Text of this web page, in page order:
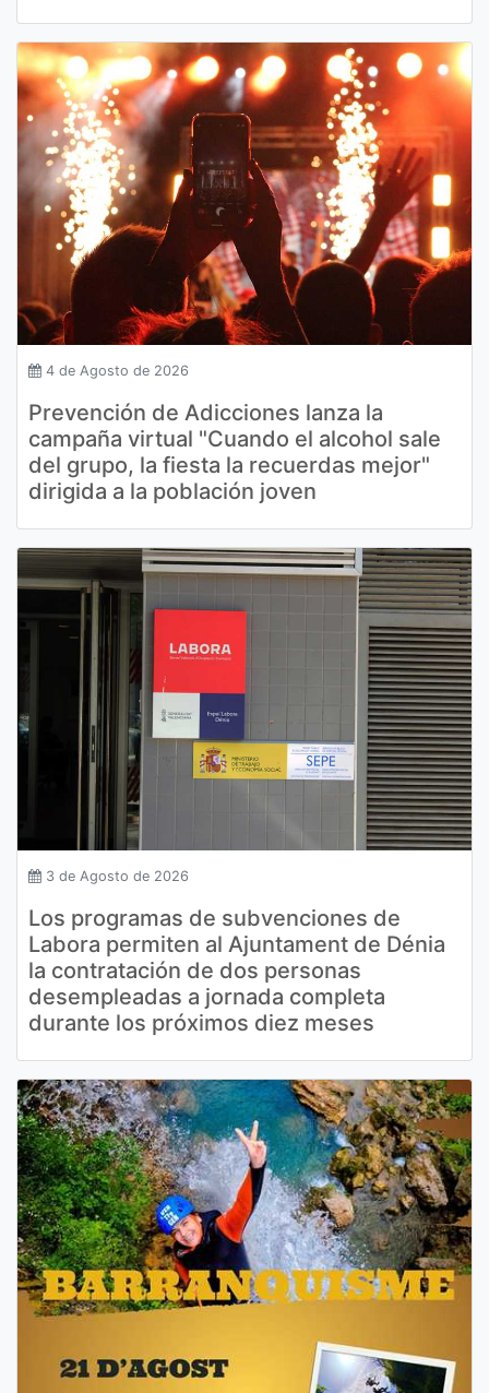
4 de Agosto de 2026
Prevención de Adicciones lanza la
campaña virtual "Cuando el alcohol sale
del grupo, la fiesta la recuerdas mejor"
dirigida a la población joven
3 de Agosto de 2026
Los programas de subvenciones de
Labora permiten al Ajuntament de Dénia
la contratación de dos personas
desempleadas a jornada completa
durante los próximos diez meses